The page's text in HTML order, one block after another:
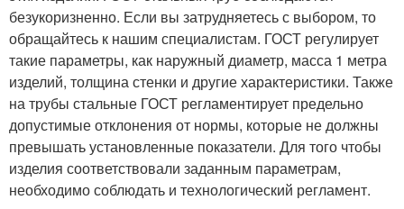
безукоризненно. Если вы затрудняетесь с выбором, то
обращайтесь к нашим специалистам. ГОСТ регулирует
такие параметры, как наружный диаметр, масса 1 метра
изделий, толщина стенки и другие характеристики. Также
на трубы стальные ГОСТ регламентирует предельно
допустимые отклонения от нормы, которые не должны
превышать установленные показатели. Для того чтобы
изделия соответствовали заданным параметрам,
необходимо соблюдать и технологический регламент.